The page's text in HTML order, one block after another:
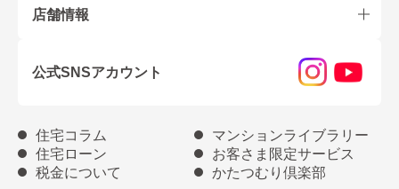
店舗情報
公式SNSアカウント
住宅コラム
マンションライブラリー
住宅ローン
お客さま限定サービス
税金について
かたつむり倶楽部